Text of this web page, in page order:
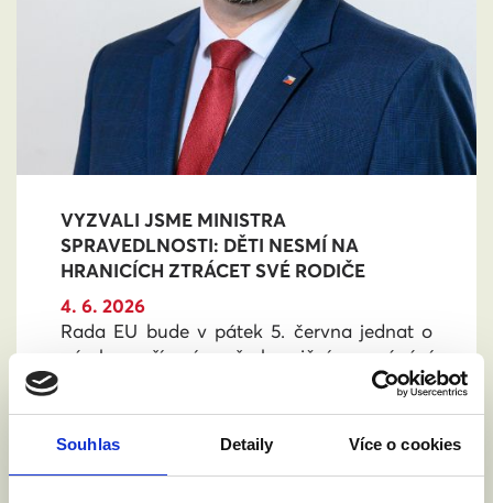
Souhlas Detaily Více o cookies
VYZVALI JSME MINISTRA
SPRAVEDLNOSTI: DĚTI NESMÍ NA
HRANICÍCH ZTRÁCET SVÉ RODIČE
4. 6. 2026
Rada EU bude v pátek 5. června jednat o
návrhu nařízení o přeshraničním uznávání
rodičovství. Nejde o uznávání zahraničních
práv. Vyzvali jsme ministra spravedlnosti
Jeronýma Tejce, aby Česká republika návrh
podpořila. O co jde?